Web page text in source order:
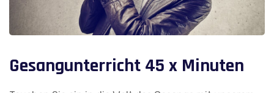
Gesangunterricht 45 x Minuten